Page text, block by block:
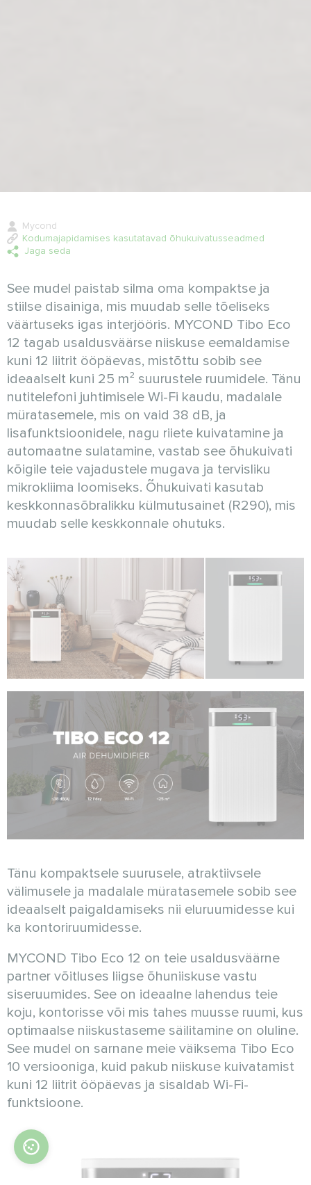
Mycond
Kodumajapidamises kasutatavad õhukuivatusseadmed
Jaga seda
See mudel paistab silma oma kompaktse ja
stiilse disainiga, mis muudab selle tõeliseks
väärtuseks igas interjööris. MYCOND Tibo Eco
12 tagab usaldusväärse niiskuse eemaldamise
kuni 12 liitrit ööpäevas, mistõttu sobib see
ideaalselt kuni 25 m² suurustele ruumidele. Tänu
nutitelefoni juhtimisele Wi-Fi kaudu, madalale
müratasemele, mis on vaid 38 dB, ja
lisafunktsioonidele, nagu riiete kuivatamine ja
automaatne sulatamine, vastab see õhukuivati
kõigile teie vajadustele mugava ja tervisliku
mikrokliima loomiseks. Õhukuivati kasutab
keskkonnasõbralikku külmutusainet (R290), mis
muudab selle keskkonnale ohutuks.
Tänu kompaktsele suurusele, atraktiivsele
välimusele ja madalale müratasemele sobib see
ideaalselt paigaldamiseks nii eluruumidesse kui
ka kontoriruumidesse.
MYCOND Tibo Eco 12 on teie usaldusväärne
partner võitluses liigse õhuniiskuse vastu
siseruumides. See on ideaalne lahendus teie
koju, kontorisse või mis tahes muusse ruumi, kus
optimaalse niiskustaseme säilitamine on oluline.
See mudel on sarnane meie väiksema Tibo Eco
10 versiooniga, kuid pakub niiskuse kuivatamist
kuni 12 liitrit ööpäevas ja sisaldab Wi-Fi-
funktsioone.